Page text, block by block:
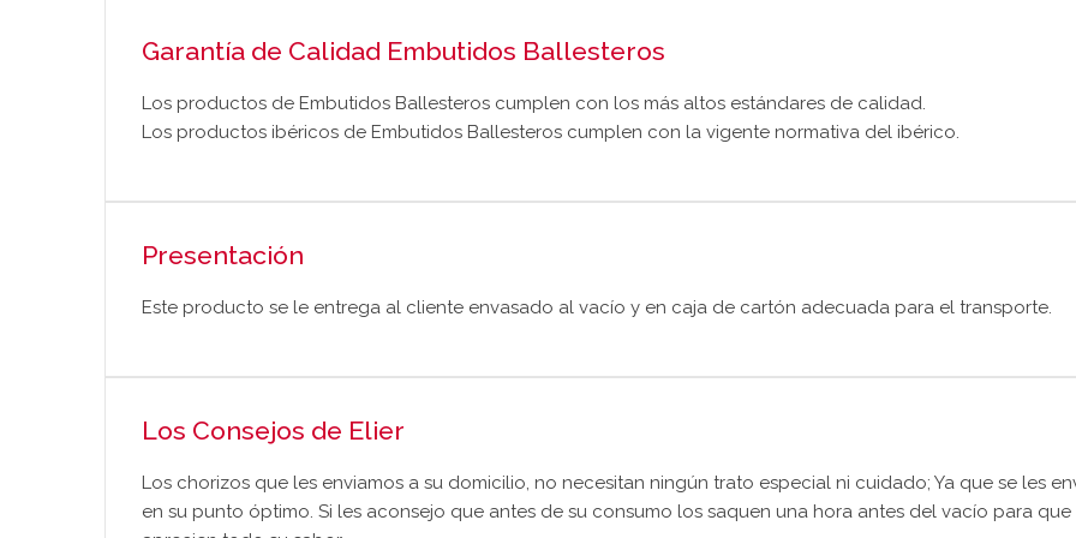
Garantía de Calidad Embutidos Ballesteros
Los productos de Embutidos Ballesteros cumplen con los más altos estándares de calidad.
Los productos ibéricos de Embutidos Ballesteros cumplen con la vigente normativa del ibérico.
Presentación
Este producto se le entrega al cliente envasado al vacío y en caja de cartón adecuada para el transporte.
Los Consejos de Elier
Los chorizos que les enviamos a su domicilio, no necesitan ningún trato especial ni cuidado; Ya que se les
en su punto óptimo. Si les aconsejo que antes de su consumo los saquen una hora antes del vacío para que